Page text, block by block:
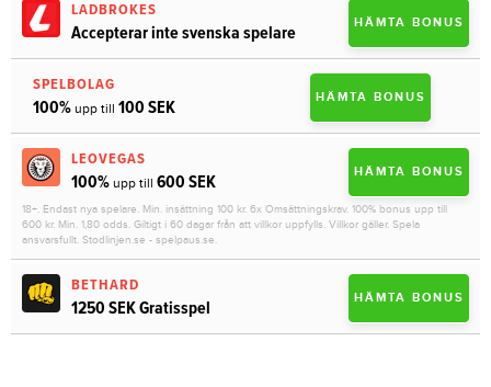
LADBROKES
Accepterar inte svenska spelare HÄMTA BONUS
SPELBOLAG
100% upp till 100 SEK HÄMTA BONUS
LEOVEGAS
100% upp till 600 SEK HÄMTA BONUS
18+. Endast nya spelare. Min. insättning 100 kr. 6x Omsättningskrav. 100% bonus upp till
600 kr. Min. 1,80 odds. Giltigt i 60 dagar från att villkor uppfylls. Villkor gäller. Spela
ansvarsfullt. Stodlinjen.se - spelpaus.se.
BETHARD
1250 SEK Gratisspel HÄMTA BONUS